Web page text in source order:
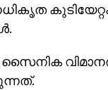
സൈനിക